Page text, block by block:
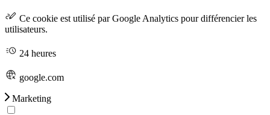
Ce cookie est utilisé par Google Analytics pour différencier les
utilisateurs.
24 heures
google.com
Marketing